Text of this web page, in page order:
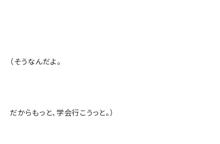
（そうなんだよ。
だからもっと、学会行こうっと。）